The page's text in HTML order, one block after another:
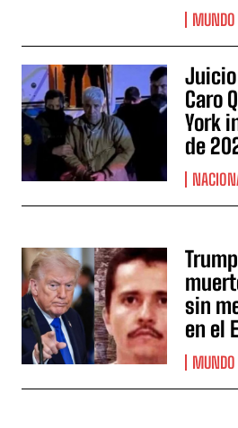
MUNDO
Caro
York
de
sin
en el
MUNDO